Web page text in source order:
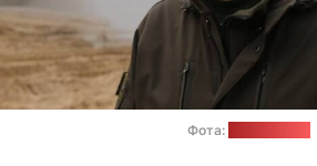
Фота: